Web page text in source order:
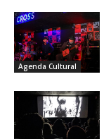
Agenda Cultural